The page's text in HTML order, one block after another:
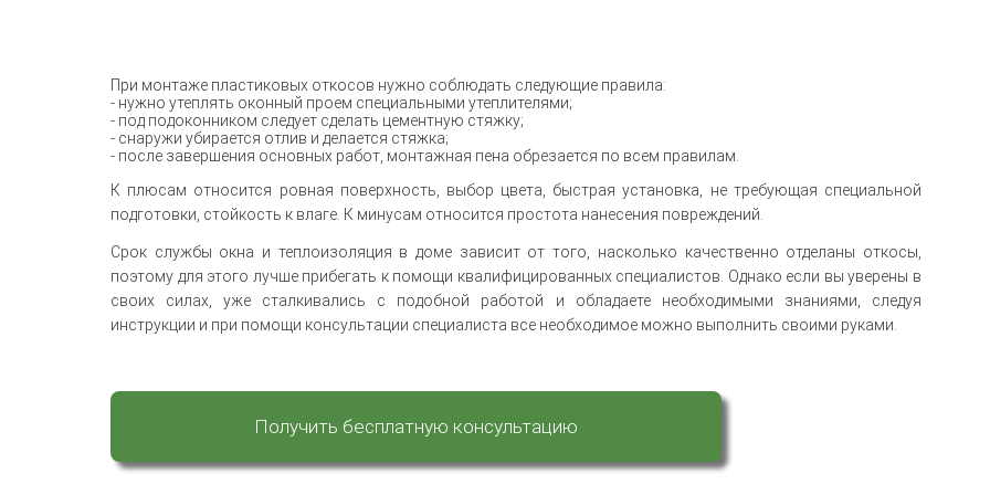
При монтаже пластиковых откосов нужно соблюдать следующие правила:
- нужно утеплять оконный проем специальными утеплителями;
- под подоконником следует сделать цементную стяжку;
- снаружи убирается отлив и делается стяжка;
- после завершения основных работ, монтажная пена обрезается по всем правилам.
К плюсам относится ровная поверхность, выбор цвета, быстрая установка, не требующая специальной
подготовки, стойкость к влаге. К минусам относится простота нанесения повреждений.
Срок службы окна и теплоизоляция в доме зависит от того, насколько качественно отделаны откосы,
поэтому для этого лучше прибегать к помощи квалифицированных специалистов. Однако если вы уверены в
своих силах, уже сталкивались с подобной работой и обладаете необходимыми знаниями, следуя
инструкции и при помощи консультации специалиста все необходимое можно выполнить своими руками.
Получить бесплатную консультацию